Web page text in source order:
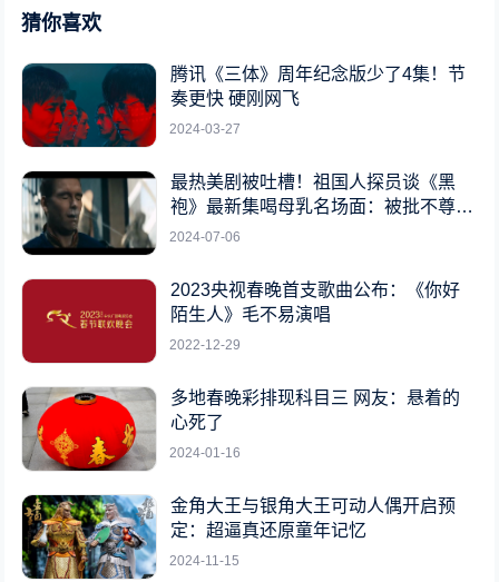
猜你喜欢
腾讯《三体》周年纪念版少了4集！节
奏更快 硬刚网飞
2024-03-27
最热美剧被吐槽！祖国人探员谈《黑
袍》最新集喝母乳名场面：被批不尊重
女性
2024-07-06
2023央视春晚首支歌曲公布：《你好
陌生人》毛不易演唱
2022-12-29
多地春晚彩排现科目三 网友：悬着的
心死了
2024-01-16
金角大王与银角大王可动人偶开启预
定：超逼真还原童年记忆
2024-11-15